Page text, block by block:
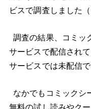
ビスで調査しました
調査の結果、コミッ
サービスで配信され
サービスでは未配信で
なかでもコミックシ
無料の試し読みやク